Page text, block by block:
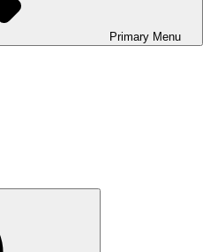
Primary Menu